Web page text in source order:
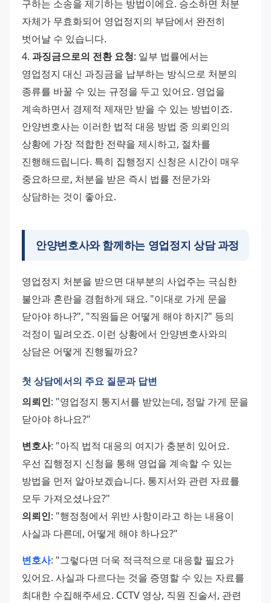
구하는 소송을 제기하는 방법이에요. 승소하면 처분
자체가 무효화되어 영업정지의 부담에서 완전히
벗어날 수 있습니다.
4. 과징금으로의 전환 요청: 일부 법률에서는
영업정지 대신 과징금을 납부하는 방식으로 처분의
종류를 바꿀 수 있는 규정을 두고 있어요. 영업을
계속하면서 경제적 제재만 받을 수 있는 방법이죠.
안양변호사는 이러한 법적 대응 방법 중 의뢰인의
상황에 가장 적합한 전략을 제시하고, 절차를
진행해드립니다. 특히 집행정지 신청은 시간이 매우
중요하므로, 처분을 받은 즉시 법률 전문가와
상담하는 것이 좋아요.
안양변호사와 함께하는 영업정지 상담 과정
영업정지 처분을 받으면 대부분의 사업주는 극심한
불안과 혼란을 경험하게 돼요. "이대로 가게 문을
닫아야 하나?", "직원들은 어떻게 해야 하지?" 등의
걱정이 밀려오죠. 이런 상황에서 안양변호사와의
상담은 어떻게 진행될까요?
첫 상담에서의 주요 질문과 답변
의뢰인: "영업정지 통지서를 받았는데, 정말 가게 문을
닫아야 하나요?"
변호사: "아직 법적 대응의 여지가 충분히 있어요.
우선 집행정지 신청을 통해 영업을 계속할 수 있는
방법을 먼저 알아보겠습니다. 통지서와 관련 자료를
모두 가져오셨나요?"
의뢰인: "행정청에서 위반 사항이라고 하는 내용이
사실과 다른데, 어떻게 해야 하나요?"
변호사: "그렇다면 더욱 적극적으로 대응할 필요가
있어요. 사실과 다르다는 것을 증명할 수 있는 자료를
최대한 수집해주세요. CCTV 영상, 직원 진술서, 관련